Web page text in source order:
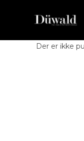
Der er ikke